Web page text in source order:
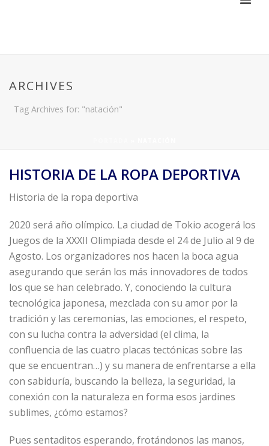
ARCHIVES
Tag Archives for: "natación"
HISTORIA DE LA ROPA DEPORTIVA
Historia de la ropa deportiva
2020 será año olímpico. La ciudad de Tokio acogerá los
Juegos de la XXXII Olimpiada desde el 24 de Julio al 9 de
Agosto. Los organizadores nos hacen la boca agua
asegurando que serán los más innovadores de todos
los que se han celebrado. Y, conociendo la cultura
tecnológica japonesa, mezclada con su amor por la
tradición y las ceremonias, las emociones, el respeto,
con su lucha contra la adversidad (el clima, la
confluencia de las cuatro placas tectónicas sobre las
que se encuentran…) y su manera de enfrentarse a ella
con sabiduría, buscando la belleza, la seguridad, la
conexión con la naturaleza en forma esos jardines
sublimes, ¿cómo estamos?
Pues sentaditos esperando, frotándonos las manos,